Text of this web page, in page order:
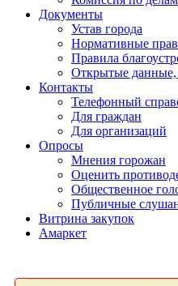
Документы
Устав города
Нормативные
Правила
Открытые данные,
Контакты
Телефонный
Для граждан
Для организаций
Опросы
Мнения горожан
Оценить
Общественное
Публичные
Витрина закупок
Амаркет